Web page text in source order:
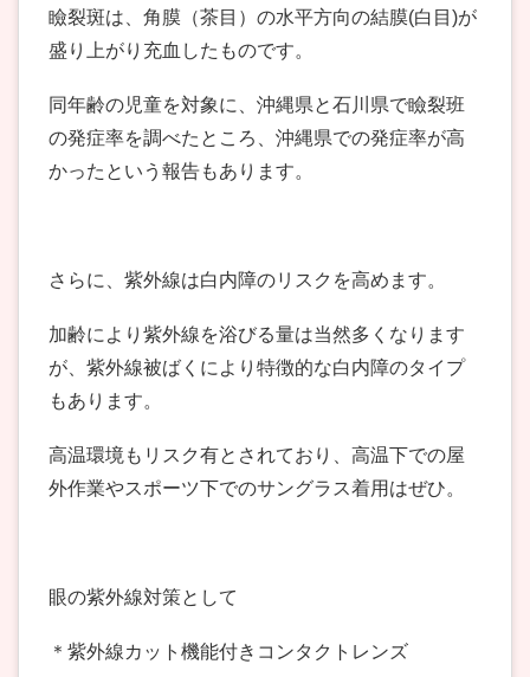
瞼裂斑は、角膜（茶目）の水平方向の結膜(白目)が
盛り上がり充血したものです。
同年齢の児童を対象に、沖縄県と石川県で瞼裂班
の発症率を調べたところ、沖縄県での発症率が高
かったという報告もあります。
さらに、紫外線は白内障のリスクを高めます。
加齢により紫外線を浴びる量は当然多くなります
が、紫外線被ばくにより特徴的な白内障のタイプ
もあります。
高温環境もリスク有とされており、高温下での屋
外作業やスポーツ下でのサングラス着用はぜひ。
眼の紫外線対策として
＊紫外線カット機能付きコンタクトレンズ